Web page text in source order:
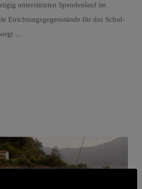
unterstützten Spendenlauf im
Eirichtungsgegenstände für das Schul-
…